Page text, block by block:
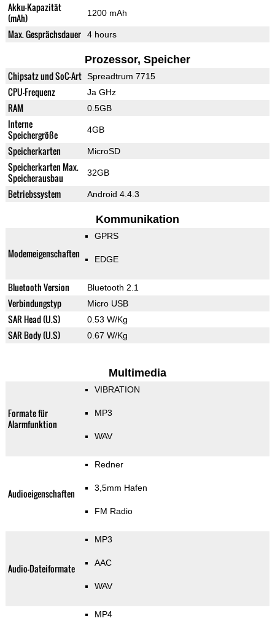
Akku-Kapazität
(mAh)
1200 mAh
Max. Gesprächsdauer 4 hours
Prozessor, Speicher
Chipsatz und SoC-Art Spreadtrum 7715
CPU-Frequenz Ja GHz
RAM 0.5GB
Interne
Speichergröße
4GB
Speicherkarten MicroSD
Speicherkarten Max.
Speicherausbau
32GB
Betriebssystem Android 4.4.3
Kommunikation
Modemeigenschaften
GPRS
EDGE
Bluetooth Version Bluetooth 2.1
Verbindungstyp Micro USB
SAR Head (U.S) 0.53 W/Kg
SAR Body (U.S) 0.67 W/Kg
Multimedia
Formate für
Alarmfunktion
VIBRATION
MP3
WAV
Audioeigenschaften
Redner
3,5mm Hafen
FM Radio
Audio-Dateiformate
MP3
AAC
WAV
MP4